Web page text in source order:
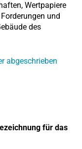
Wertpapiere
und
des
abgeschrieben
für das